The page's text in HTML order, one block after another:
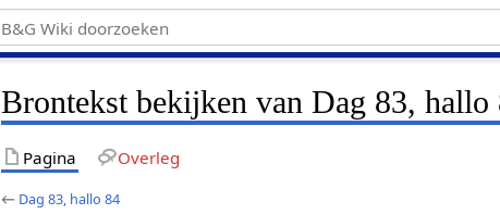
Brontekst bekijken van Dag 83, hallo
Pagina Overleg
← Dag 83, hallo 84